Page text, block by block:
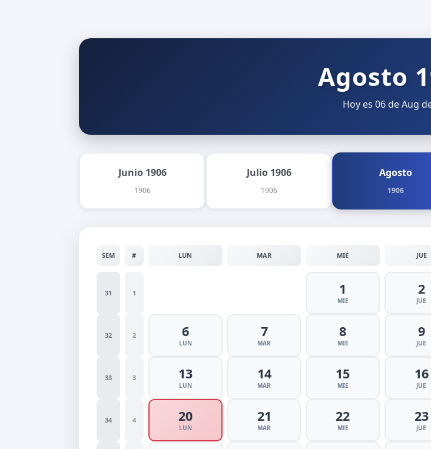
Agosto
Hoy es 06 de Aug
Junio 1906
1906
Julio 1906
1906
Agosto
1906
SEM # LUN MAR MIÉ JUE
31 1 1
MIE
2
JUE
32 2 6
LUN
7
MAR
8
MIE
9
JUE
33 3 13
LUN
14
MAR
15
MIE
16
JUE
34 4 20
LUN
21
MAR
22
MIE
23
JUE